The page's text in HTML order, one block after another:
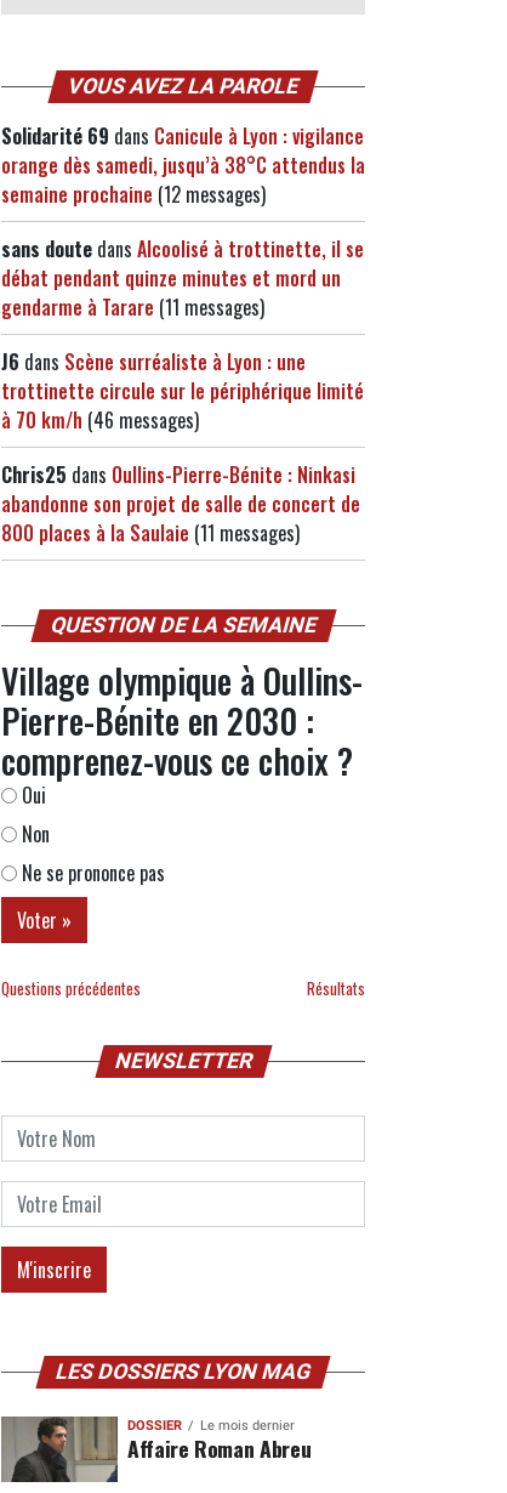
VOUS AVEZ LA PAROLE
Solidarité 69 dans Canicule à Lyon : vigilance
orange dès samedi, jusqu’à 38°C attendus la
semaine prochaine (12 messages)
sans doute dans Alcoolisé à trottinette, il se
débat pendant quinze minutes et mord un
gendarme à Tarare (11 messages)
J6 dans Scène surréaliste à Lyon : une
trottinette circule sur le périphérique limité
à 70 km/h (46 messages)
Chris25 dans Oullins-Pierre-Bénite : Ninkasi
abandonne son projet de salle de concert de
800 places à la Saulaie (11 messages)
QUESTION DE LA SEMAINE
Village olympique à Oullins-
Pierre-Bénite en 2030 :
comprenez-vous ce choix ?
Oui
Non
Ne se prononce pas
Questions précédentes Résultats
NEWSLETTER
LES DOSSIERS LYON MAG
DOSSIER Le mois dernier
Affaire Roman Abreu